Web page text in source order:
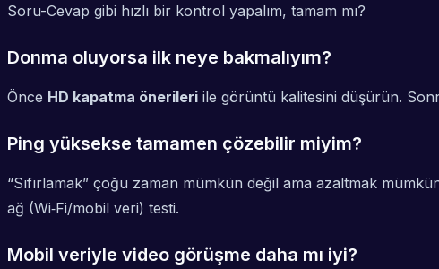
Soru-Cevap gibi hızlı bir kontrol yapalım, tamam mı?
Donma oluyorsa ilk neye bakmalıyım?
Önce HD kapatma önerileri ile görüntü kalitesini düşürün.
Ping yüksekse tamamen çözebilir miyim?
“Sıfırlamak” çoğu zaman mümkün değil ama azaltmak
ağ (Wi‑Fi/mobil veri) testi.
Mobil veriyle video görüşme daha mı iyi?